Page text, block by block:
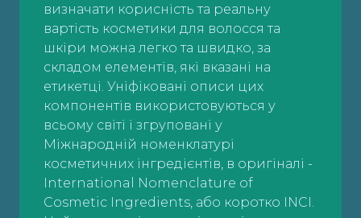
визначати корисність та реальну
вартість косметики для волосся та
шкіри можна легко та швидко, за
складом елементів, які вказані на
етикетці. Уніфіковані описи цих
компонентів використовуються у
всьому світі і згруповані у
Міжнародній номенклатурі
косметичних інгредієнтів, в оригіналі -
International Nomenclature of
Cosmetic Ingredients, або коротко INCI.